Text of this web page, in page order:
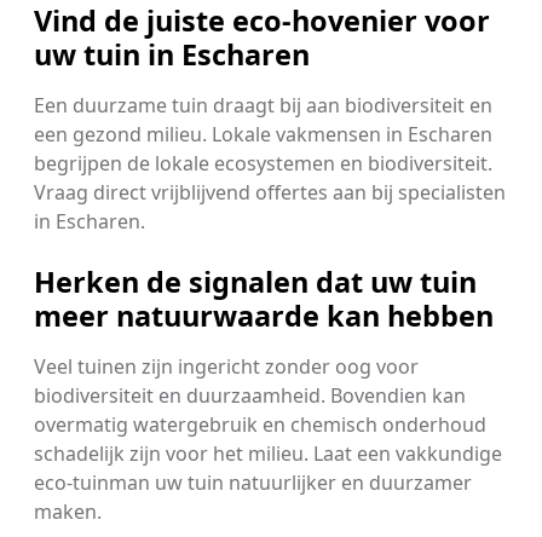
Vind de juiste eco-hovenier voor
uw tuin in Escharen
Een duurzame tuin draagt bij aan biodiversiteit en
een gezond milieu. Lokale vakmensen in Escharen
begrijpen de lokale ecosystemen en biodiversiteit.
Vraag direct vrijblijvend offertes aan bij specialisten
in Escharen.
Herken de signalen dat uw tuin
meer natuurwaarde kan hebben
Veel tuinen zijn ingericht zonder oog voor
biodiversiteit en duurzaamheid. Bovendien kan
overmatig watergebruik en chemisch onderhoud
schadelijk zijn voor het milieu. Laat een vakkundige
eco-tuinman uw tuin natuurlijker en duurzamer
maken.